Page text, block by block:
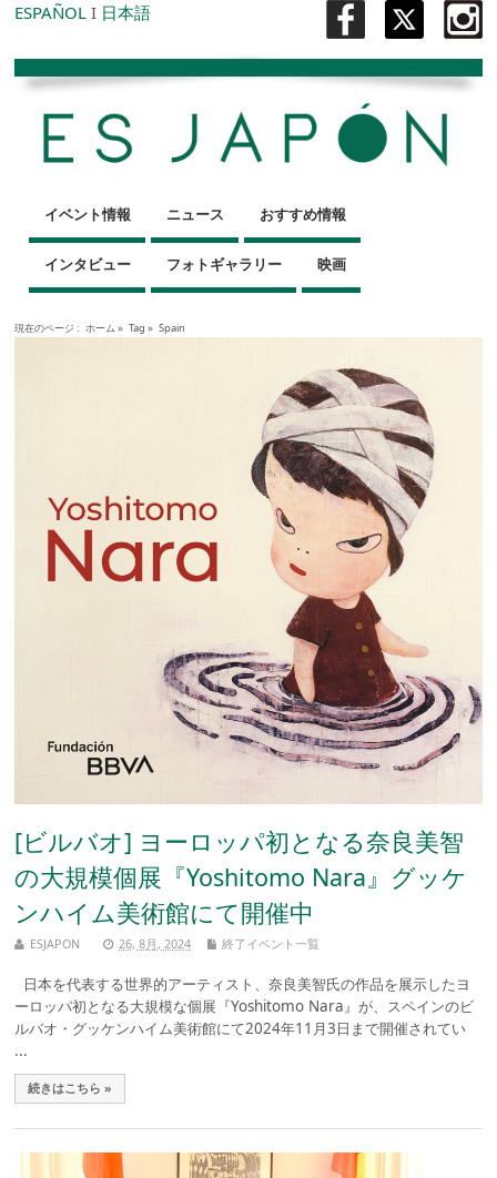
ESPAÑOL I 日本語
イベント情報 ニュース おすすめ情報
インタビュー フォトギャラリー 映画
現在のページ : ホーム » Tag » Spain
[ビルバオ] ヨーロッパ初となる奈良美智
の大規模個展『Yoshitomo Nara』グッケ
ンハイム美術館にて開催中
ESJAPON 26, 8月, 2024 終了イベント一覧
日本を代表する世界的アーティスト、奈良美智氏の作品を展示したヨ
ーロッパ初となる大規模な個展『Yoshitomo Nara』が、スペインのビ
ルバオ・グッケンハイム美術館にて2024年11月3日まで開催されてい
...
続きはこちら »